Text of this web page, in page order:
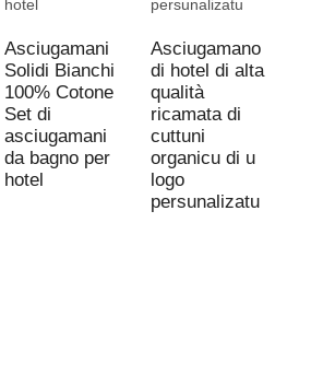
Asciugamani
Solidi Bianchi
100% Cotone
Set di
asciugamani
da bagno per
hotel
Asciugamano
di hotel di alta
qualità
ricamata di
cuttuni
organicu di u
logo
persunalizatu